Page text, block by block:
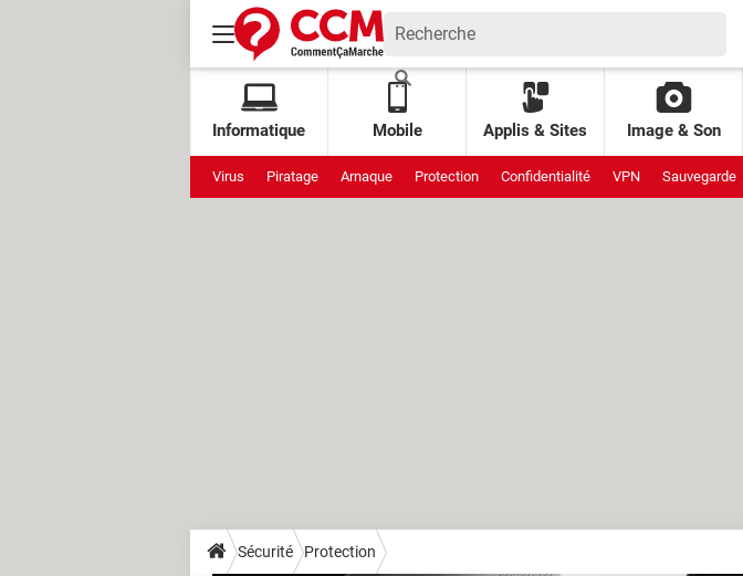
Informatique Mobile Applis & Sites Image & Son
Virus Piratage Arnaque Protection Confidentialité VPN Sauvegarde
Sécurité Protection